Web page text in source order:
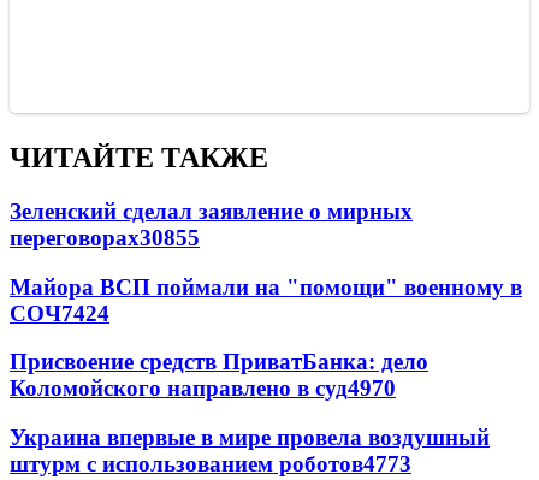
ЧИТАЙТЕ ТАКЖЕ
Зеленский сделал заявление о мирных
переговорах30855
Майора ВСП поймали на "помощи" военному в
СОЧ7424
Присвоение средств ПриватБанка: дело
Коломойского направлено в суд4970
Украина впервые в мире провела воздушный
штурм с использованием роботов4773